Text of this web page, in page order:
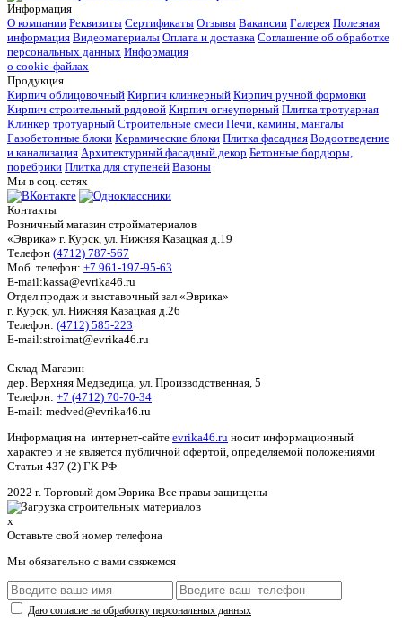
Информация
О компании Реквизиты Сертификаты Отзывы Вакансии Галерея Полезная
информация Видеоматериалы Оплата и доставка Соглашение об обработке
персональных данных Информация
о cookie-файлах
Продукция
Кирпич облицовочный Кирпич клинкерный Кирпич ручной формовки
Кирпич строительный рядовой Кирпич огнеупорный Плитка тротуарная
Клинкер тротуарный Строительные смеси Печи, камины, мангалы
Газобетонные блоки Керамические блоки Плитка фасадная Водоотведение
и канализация Архитектурный фасадный декор Бетонные бордюры,
поребрики Плитка для ступеней Вазоны
Мы в соц. сетях
Контакты
Розничный магазин стройматериалов
«Эврика» г. Курск, ул. Нижняя Казацкая д.19
Телефон (4712) 787-567
Моб. телефон: +7 961-197-95-63
E-mail:kassa@evrika46.ru
Отдел продаж и выставочный зал «Эврика»
г. Курск, ул. Нижняя Казацкая д.26
Телефон: (4712) 585-223
E-mail:stroimat@evrika46.ru
Склад-Магазин
дер. Верхняя Медведица, ул. Производственная, 5
Телефон: +7 (4712) 70-70-34
E-mail: medved@evrika46.ru
Информация на интернет-сайте evrika46.ru носит информационный
характер и не является публичной офертой, определяемой положениями
Статьи 437 (2) ГК РФ
2022 г. Торговый дом Эврика Все правы защищены
x
Оставьте свой номер телефона
Мы обязательно с вами свяжемся
Даю согласие на обработку персональных данных